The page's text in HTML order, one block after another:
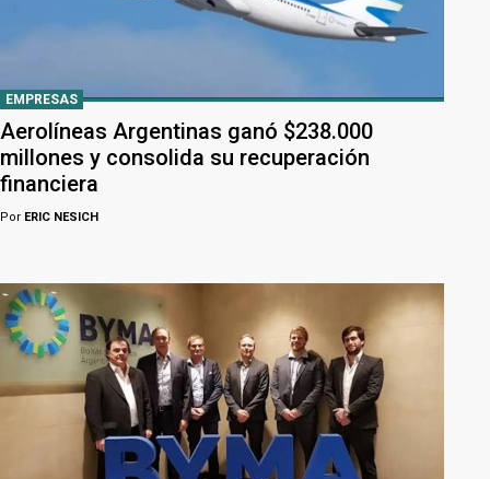
EMPRESAS
Aerolíneas Argentinas ganó $238.000
millones y consolida su recuperación
financiera
Por ERIC NESICH